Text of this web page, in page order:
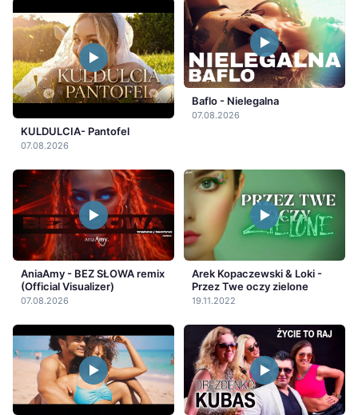
KULDULCIA- Pantofel
07.08.2026
Baflo - Nielegalna
07.08.2026
AniaAmy - BEZ SŁOWA remix
(Official Visualizer)
07.08.2026
Arek Kopaczewski & Loki -
Przez Twe oczy zielone
19.11.2022